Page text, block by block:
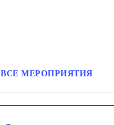
ВСЕ МЕРОПРИЯТИЯ